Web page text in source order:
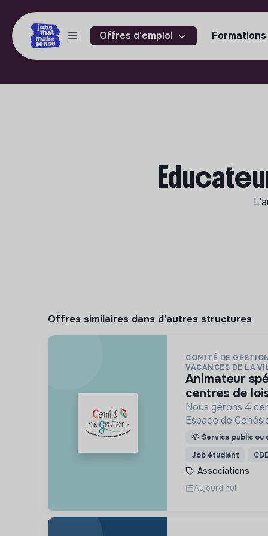
Offres d'emploi Formations
Offres similaires dans d'autres structures
COMITÉ DE
VACANCES DE LA
animateur spécialisé handicap en
centres de
Nous gérons 4
Espace de
activités de
(CLAS) et
💡 Service public ou
Job étudiant
Associations
Aujourd'hui